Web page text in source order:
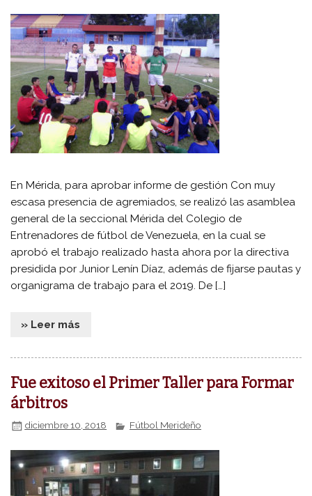
En Mérida, para aprobar informe de gestión Con muy
escasa presencia de agremiados, se realizó las asamblea
general de la seccional Mérida del Colegio de
Entrenadores de fútbol de Venezuela, en la cual se
aprobó el trabajo realizado hasta ahora por la directiva
presidida por Junior Lenín Díaz, además de fijarse pautas y
organigrama de trabajo para el 2019. De […]
» Leer más
Fue exitoso el Primer Taller para Formar
árbitros
diciembre 10, 2018 Fútbol Merideño